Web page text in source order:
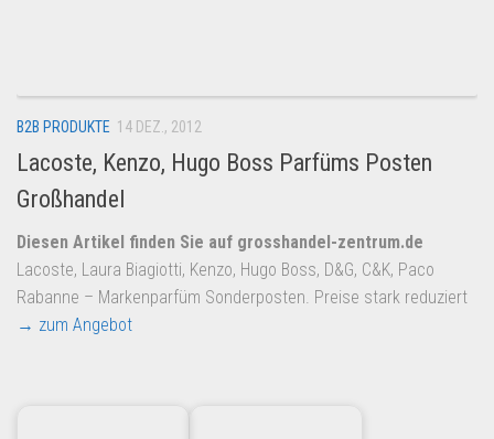
B2B PRODUKTE 14 DEZ., 2012
Lacoste, Kenzo, Hugo Boss Parfüms Posten
Großhandel
Diesen Artikel finden Sie auf grosshandel-zentrum.de
Lacoste, Laura Biagiotti, Kenzo, Hugo Boss, D&G, C&K, Paco
Rabanne – Markenparfüm Sonderposten. Preise stark reduziert
→ zum Angebot